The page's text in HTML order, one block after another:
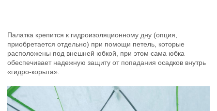
Палатка крепится к гидроизоляционному дну (опция,
приобретается отдельно) при помощи петель, которые
расположены под внешней юбкой, при этом сама юбка
обеспечивает надежную защиту от попадания осадков внутрь
«гидро-корыта».